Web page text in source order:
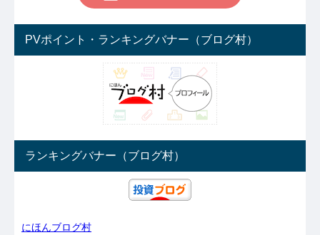
PVポイント・ランキングバナー（ブログ村）
ランキングバナー（ブログ村）
にほんブログ村